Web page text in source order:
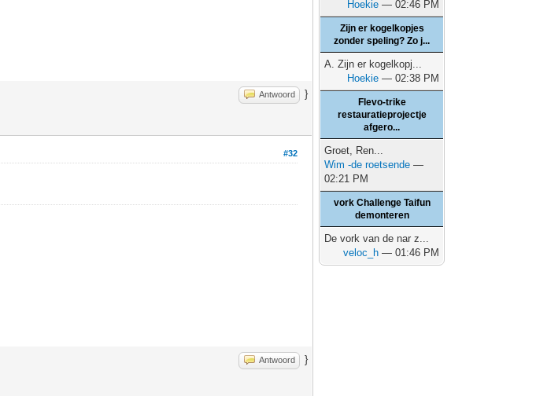
Antwoord }
#32
Antwoord }
Hoekie — 02:46 PM
Zijn er kogelkopjes
zonder speling? Zo j...
A. Zijn er kogelkopj...
Hoekie — 02:38 PM
Flevo-trike
restauratieprojectje
afgero...
Groet, Ren...
Wim -de roetsende —
02:21 PM
vork Challenge Taifun
demonteren
De vork van de nar z...
veloc_h — 01:46 PM